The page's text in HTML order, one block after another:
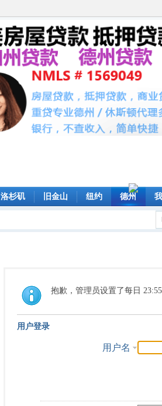
洛杉矶 旧金山 纽约 德州
抱歉，管理员设置了每日
用户登录
用户名